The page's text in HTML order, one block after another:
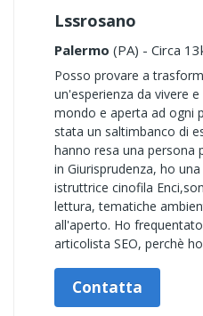
Lssrosano
Palermo (PA) - Circa
Posso provare a
un'esperienza da vivere
mondo e aperta ad ogni
stata un saltimbanco di
hanno resa una persona
in Giurisprudenza, ho
istruttrice cinofila
lettura, tematiche
all'aperto. Ho
articolista SEO, perchè
Contatta